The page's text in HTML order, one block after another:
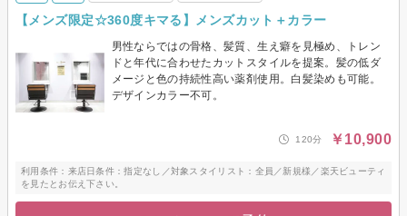
【メンズ限定☆360度キマる】メンズカット＋カラー
男性ならではの骨格、髪質、生え癖を見極め、トレン
ドと年代に合わせたカットスタイルを提案。髪の低ダ
メージと色の持続性高い薬剤使用。白髪染めも可能。
デザインカラー不可。
120分 ￥10,900
利用条件：来店日条件：指定なし／対象スタイリスト：全員／新規様／楽天ビューティ
を見たとお伝え下さい。